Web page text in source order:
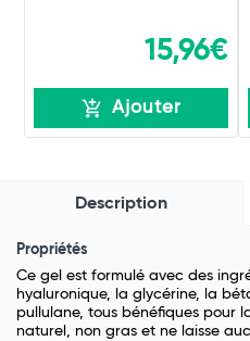
15,96€
Ajouter
Description
Propriétés
Ce gel est formulé avec des
hyaluronique, la glycérine, la
pullulane, tous bénéfiques pour
naturel, non gras et ne laisse